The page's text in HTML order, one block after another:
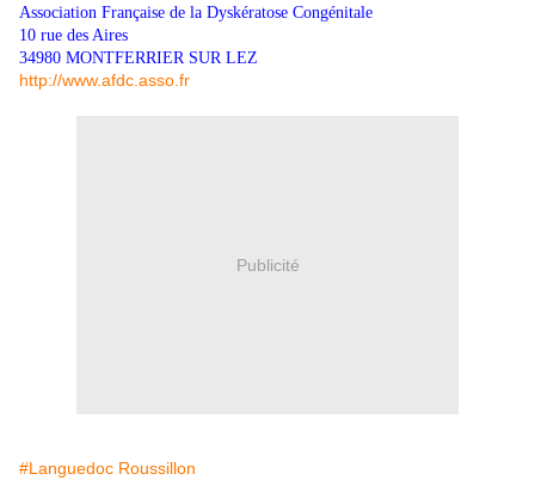
Association Française de la Dyskératose Congénitale
10 rue des Aires
34980 MONTFERRIER SUR LEZ
http://www.afdc.asso.fr
Publicité
#Languedoc Roussillon